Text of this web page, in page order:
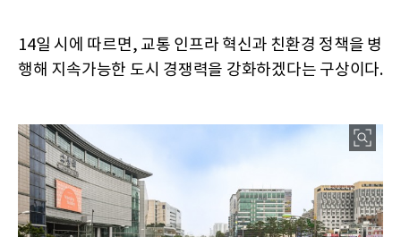
14일 시에 따르면, 교통 인프라 혁신과 친환경 정책을 병
행해 지속가능한 도시 경쟁력을 강화하겠다는 구상이다.